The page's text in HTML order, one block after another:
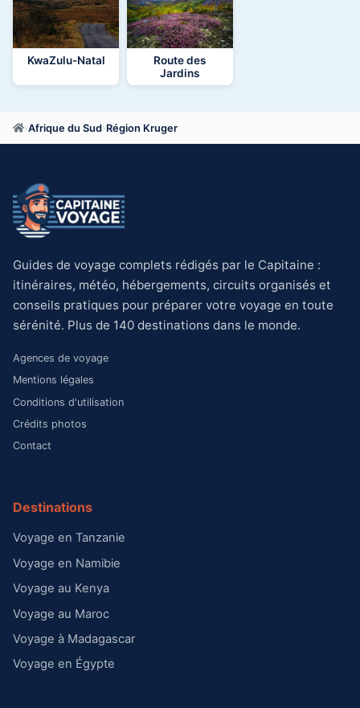
KwaZulu-Natal
Route des
Jardins
›Afrique du Sud› Région Kruger
Guides de voyage complets rédigés par le Capitaine :
itinéraires, météo, hébergements, circuits organisés et
conseils pratiques pour préparer votre voyage en toute
sérénité. Plus de 140 destinations dans le monde.
Agences de voyage
Mentions légales
Conditions d'utilisation
Crédits photos
Contact
Destinations
Voyage en Tanzanie
Voyage en Namibie
Voyage au Kenya
Voyage au Maroc
Voyage à Madagascar
Voyage en Égypte